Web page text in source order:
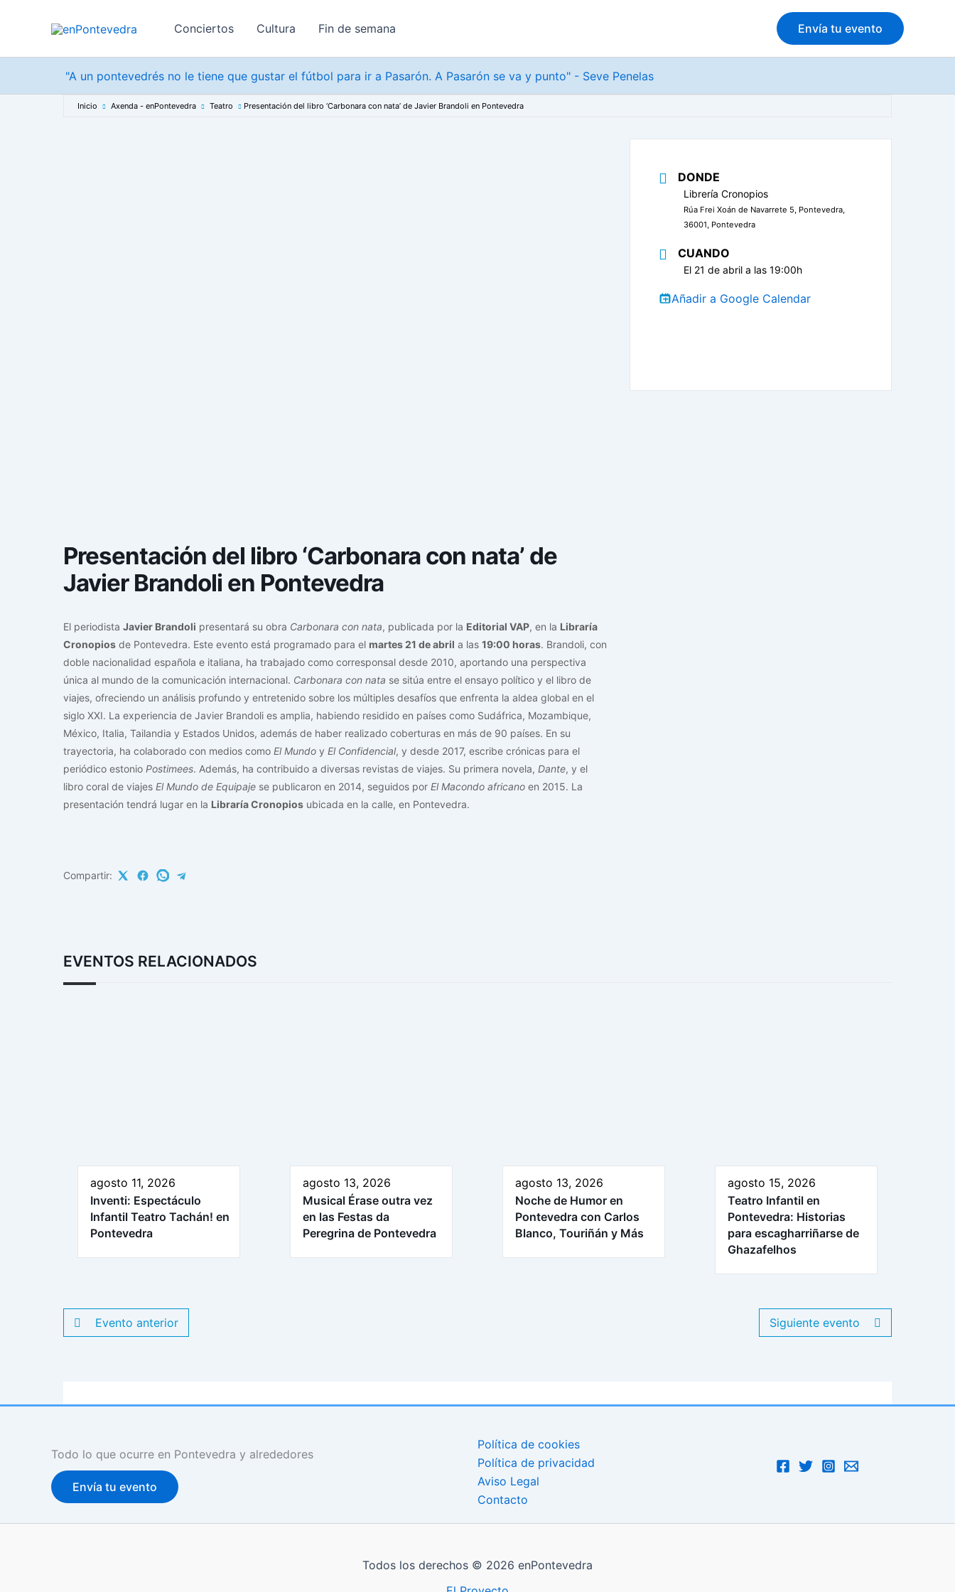
Conciertos Cultura Fin de semana Envía tu evento
"A un pontevedrés no le tiene que gustar el fútbol para ir a Pasarón. A Pasarón se va y punto" - Seve Penelas
Inicio Axenda - enPontevedra Teatro Presentación del libro ‘Carbonara con nata’ de Javier Brandoli en Pontevedra
Presentación del libro ‘Carbonara con nata’ de
Javier Brandoli en Pontevedra
El periodista Javier Brandoli presentará su obra Carbonara con nata, publicada por la Editorial VAP, en la Libraría
Cronopios de Pontevedra. Este evento está programado para el martes 21 de abril a las 19:00 horas. Brandoli, con
doble nacionalidad española e italiana, ha trabajado como corresponsal desde 2010, aportando una perspectiva
única al mundo de la comunicación internacional. Carbonara con nata se sitúa entre el ensayo político y el libro de
viajes, ofreciendo un análisis profundo y entretenido sobre los múltiples desafíos que enfrenta la aldea global en el
siglo XXI. La experiencia de Javier Brandoli es amplia, habiendo residido en países como Sudáfrica, Mozambique,
México, Italia, Tailandia y Estados Unidos, además de haber realizado coberturas en más de 90 países. En su
trayectoria, ha colaborado con medios como El Mundo y El Confidencial, y desde 2017, escribe crónicas para el
periódico estonio Postimees. Además, ha contribuido a diversas revistas de viajes. Su primera novela, Dante, y el
libro coral de viajes El Mundo de Equipaje se publicaron en 2014, seguidos por El Macondo africano en 2015. La
presentación tendrá lugar en la Libraría Cronopios ubicada en la calle, en Pontevedra.
Compartir:
DONDE
Librería Cronopios
Rúa Frei Xoán de Navarrete 5, Pontevedra,
36001, Pontevedra
CUANDO
El 21 de abril a las 19:00h
Añadir a Google Calendar
EVENTOS RELACIONADOS
agosto 11, 2026
Inventi: Espectáculo
Infantil Teatro Tachán! en
Pontevedra
agosto 13, 2026
Musical Érase outra vez
en las Festas da
Peregrina de Pontevedra
agosto 13, 2026
Noche de Humor en
Pontevedra con Carlos
Blanco, Touriñán y Más
agosto 15, 2026
Teatro Infantil en
Pontevedra: Historias
para escagharriñarse de
Ghazafelhos
Evento anterior Siguiente evento
Todo lo que ocurre en Pontevedra y alrededores
Envía tu evento
Política de cookies
Política de privacidad
Aviso Legal
Contacto
Todos los derechos © 2026 enPontevedra